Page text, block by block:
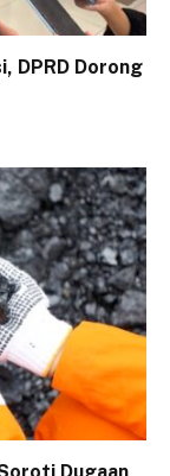
DPRD Dorong
Dugaan